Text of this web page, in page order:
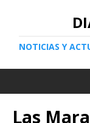
NOTICIAS Y
Las